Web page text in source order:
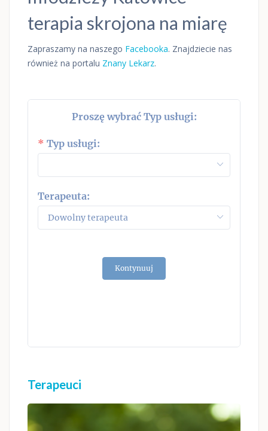
terapia skrojona na miarę
Zapraszamy na naszego Facebooka. Znajdziecie nas
również na portalu Znany Lekarz.
Proszę wybrać Typ usługi:
Typ usługi:
Terapeuta:
Kontynuuj
Terapeuci